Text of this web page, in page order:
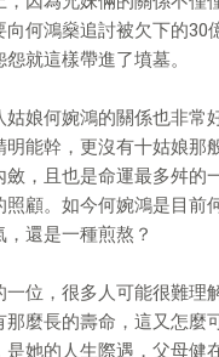
何鴻燊追討被欠下的
就這樣帶進了墳墓。
娘何婉鴻的關係也非
能幹，更沒有十姑娘
，且也是命運最多舛
顧。如今何婉鴻是目
還是一種煎熬？
位，很多人可能很難
麼長的壽命，這又怎
她的人生際遇，父母